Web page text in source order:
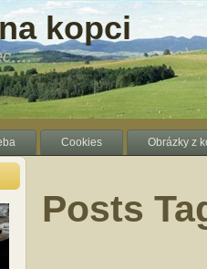
kopci
Cookies Obrázky z
Posts